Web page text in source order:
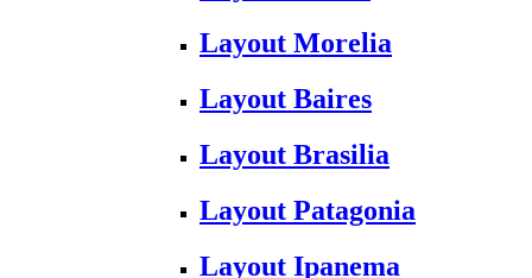
Layout Morelia
Layout Baires
Layout Brasilia
Layout Patagonia
Layout Ipanema